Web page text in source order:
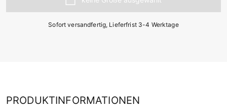
Sofort versandfertig, Lieferfrist 3-4 Werktage
PRODUKTINFORMATIONEN